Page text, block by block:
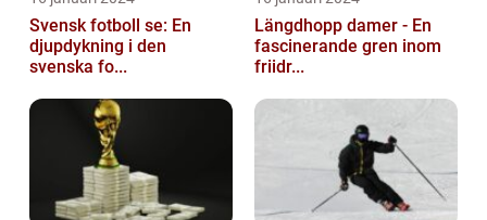
Svensk fotboll se: En
djupdykning i den
svenska fo...
Längdhopp damer - En
fascinerande gren inom
friidr...